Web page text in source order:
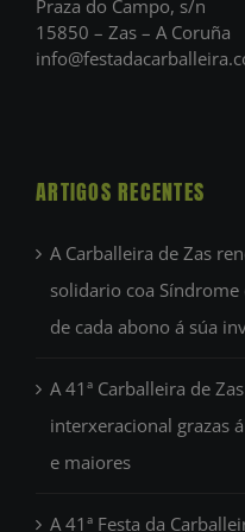
Praza do Campo, s/n
15850 – Zas – A Coruña
ARTIGOS RECENTES
A Carballeira de Zas
solidario coa
de cada abono á súa
A 41ª Carballeira de
interxeracional grazas
e maiores
A 41ª Festa da